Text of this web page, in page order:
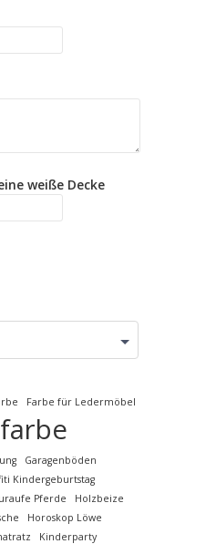
weiße Decke
Farbe für Ledermöbel
Garagenböden
Kindergeburtstag
Pferde
Holzbeize
Horoskop Löwe
Kinderparty